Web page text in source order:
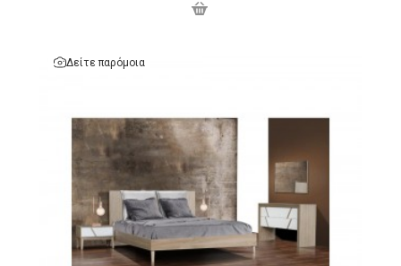
Δείτε παρόμοια